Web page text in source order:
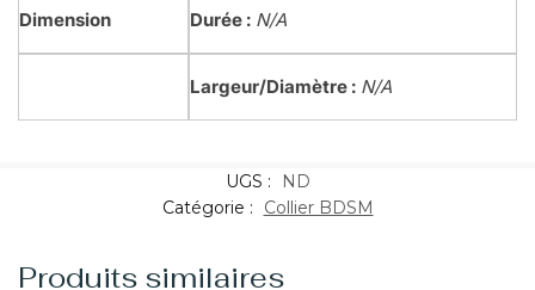
Dimension Durée : N/A
Largeur/Diamètre : N/A
UGS :
ND
Catégorie :
Collier BDSM
Produits similaires